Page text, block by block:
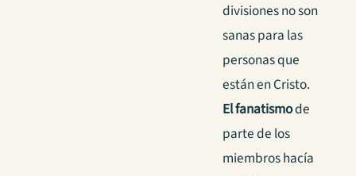
divisiones no son
sanas para las
personas que
están en Cristo.
El fanatismode
parte de los
miembros hacía